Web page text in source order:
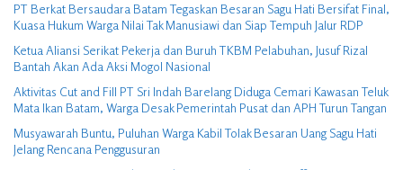
PT Berkat Bersaudara Batam Tegaskan Besaran Sagu Hati Bersifat Final,
Kuasa Hukum Warga Nilai Tak Manusiawi dan Siap Tempuh Jalur RDP
Ketua Aliansi Serikat Pekerja dan Buruh TKBM Pelabuhan, Jusuf Rizal
Bantah Akan Ada Aksi Mogol Nasional
Aktivitas Cut and Fill PT Sri Indah Barelang Diduga Cemari Kawasan Teluk
Mata Ikan Batam, Warga Desak Pemerintah Pusat dan APH Turun Tangan
Musyawarah Buntu, Puluhan Warga Kabil Tolak Besaran Uang Sagu Hati
Jelang Rencana Penggusuran